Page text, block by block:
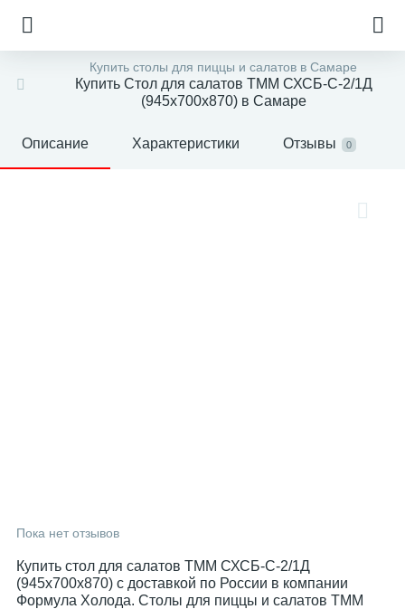
Купить столы для пиццы и салатов в Самаре
Купить Стол для салатов ТММ СХСБ-С-2/1Д
(945x700x870) в Самаре
Описание Характеристики Отзывы 0
Пока нет отзывов
Купить стол для салатов ТММ СХСБ-С-2/1Д
(945x700x870) с доставкой по России в компании
Формула Холода. Столы для пиццы и салатов ТММ